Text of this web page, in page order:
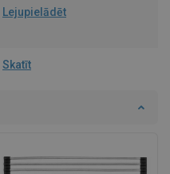
Lejupielādēt
Skatīt